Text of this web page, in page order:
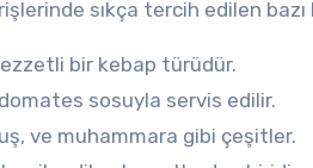
sıkça tercih edilen bazı
bir kebap türüdür.
sosuyla servis edilir.
ve muhammara gibi çeşitler.